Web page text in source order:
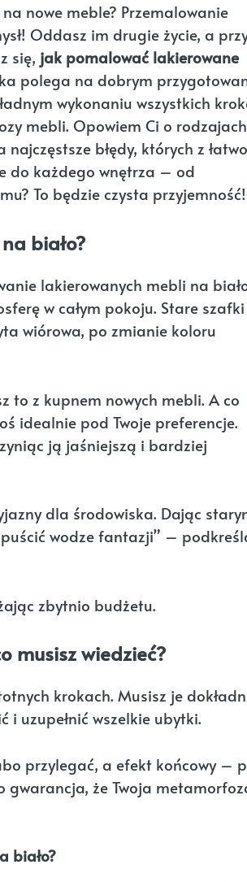
nowe meble? Przemalowanie
Oddasz im drugie życie, a
się, jak pomalować lakierowane
polega na dobrym
wykonaniu wszystkich
mebli. Opowiem Ci o rodzajach
błędy, których z
do każdego wnętrza – od
To będzie czysta przyjemność!
biało?
lakierowanych mebli na
w całym pokoju. Stare szafki
wiórowa, po zmianie koloru
to z kupnem nowych mebli. A co
idealnie pod Twoje preferencje.
ją jaśniejszą i bardziej
dla środowiska. Dając
wodze fantazji” –
zbytnio budżetu.
musisz wiedzieć?
krokach. Musisz je
uzupełnić wszelkie ubytki.
przylegać, a efekt końcowy –
gwarancja, że Twoja
biało?